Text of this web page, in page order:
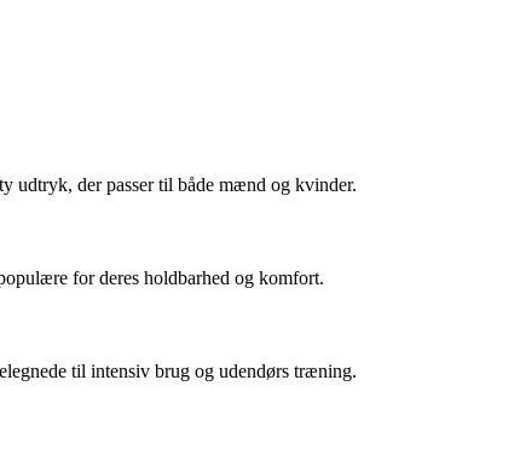
udtryk, der passer til både mænd og kvinder.
for deres holdbarhed og komfort.
til intensiv brug og udendørs træning.